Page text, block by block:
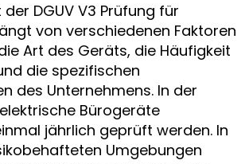
DGUV V3 Prüfung für
von verschiedenen Faktoren
Art des Geräts, die Häufigkeit
die spezifischen
des Unternehmens. In der
Bürogeräte
jährlich geprüft werden. In
Umgebungen